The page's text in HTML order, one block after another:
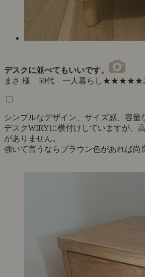
デスクに並べてもいいです。
まさ 様 50代 一人暮らし★★★★★
シンプルなデザイン、サイズ感、容量
デスクWIRYに横付けしていますが、
がありません。
強いて言うならブラウン色があれば尚